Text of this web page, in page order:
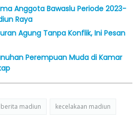
Anggota Bawaslu Periode 2023-
Raya
Agung Tanpa Konflik, Ini Pesan
Perempuan Muda di Kamar
berita madiun kecelakaan madiun